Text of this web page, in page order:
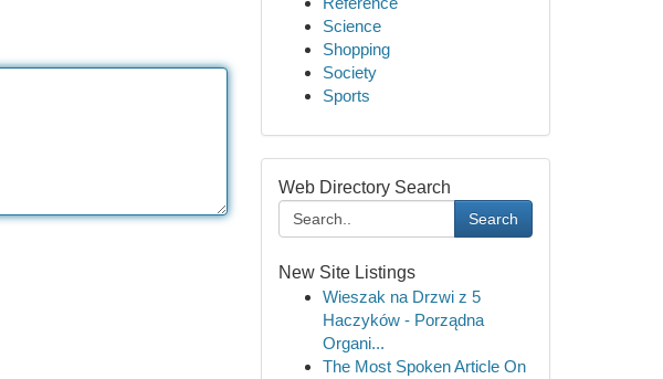
Science
Shopping
Society
Sports
Web Directory Search
Search
New Site Listings
Wieszak na Drzwi z 5
Haczyków - Porządna
Organi...
The Most Spoken Article On